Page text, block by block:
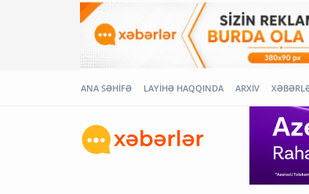
ANA SƏHİFƏ LAYİHƏ HAQQINDA ARXİV